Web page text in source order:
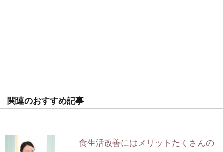
関連のおすすめ記事
食生活改善にはメリットたくさんの